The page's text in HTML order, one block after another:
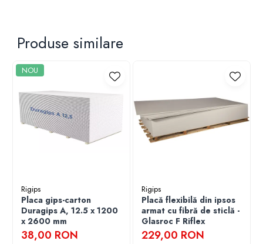
Produse similare
NOU
Rigips
Placa gips-carton
Duragips A, 12.5 x 1200
x 2600 mm
38,00 RON
Rigips
Placă flexibilă din ipsos
armat cu fibră de sticlă -
Glasroc F Riflex
229,00 RON